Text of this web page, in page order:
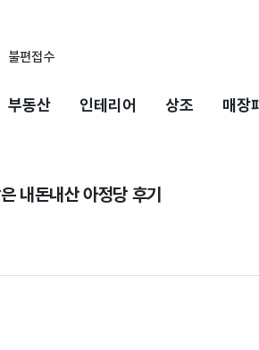
불편접수
부동산 인테리어 상조 매장
내돈내산 아정당 후기